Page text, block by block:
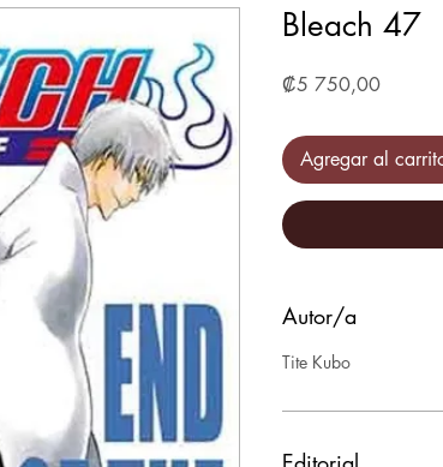
Bleach 47
₡5 750,00Precio
Agregar al
Autor/a
Tite Kubo